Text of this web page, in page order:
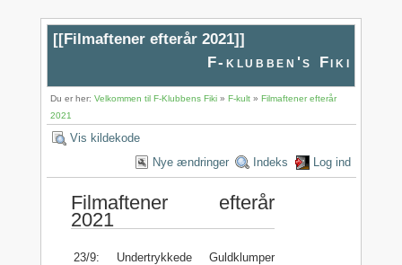
[[Filmaftener efterår 2021]]
F-klubben's Fiki
Du er her:Velkommen til F-Klubbens Fiki »F-kult »Filmaftener efterår
2021
Vis kildekode
Nye ændringer
Indeks Log ind
Filmaftener efterår
2021
23/9: Undertrykkede Guldklumper